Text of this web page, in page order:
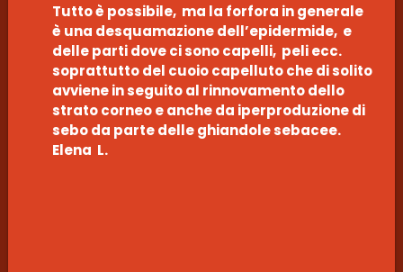
Tutto è possibile, ma la forfora in generale
è una desquamazione dell’epidermide, e
delle parti dove ci sono capelli, peli ecc.
soprattutto del cuoio capelluto che di solito
avviene in seguito al rinnovamento dello
strato corneo e anche da iperproduzione di
sebo da parte delle ghiandole sebacee.
Elena L.